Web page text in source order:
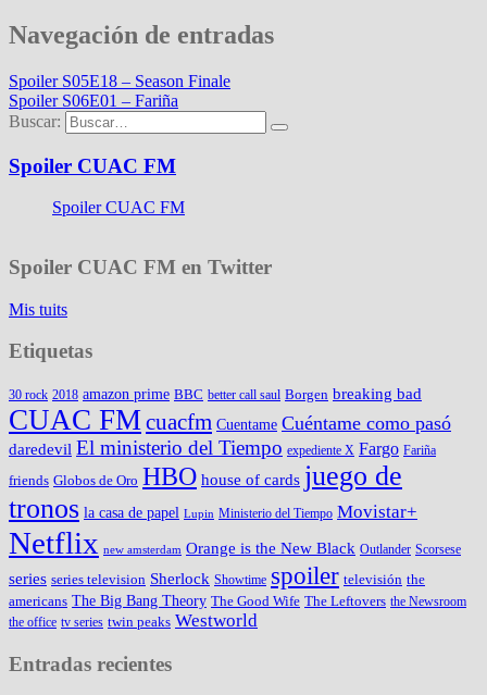
Navegación de entradas
Spoiler S05E18 – Season Finale
Spoiler S06E01 – Fariña
Buscar:
Spoiler CUAC FM
Spoiler CUAC FM
Spoiler CUAC FM en Twitter
Mis tuits
Etiquetas
30 rock 2018 amazon prime BBC better call saul Borgen breaking bad
CUAC FMcuacfm Cuentame Cuéntame como pasó
daredevil El ministerio del Tiempo expediente X Fargo Fariña
friends Globos de Oro HBO house of cards juego de
tronos la casa de papel Lupin Ministerio del Tiempo Movistar+
Netflix new amsterdam Orange is the New Black Outlander Scorsese
series series television Sherlock Showtime spoiler televisión the
americans The Big Bang Theory The Good Wife The Leftovers the Newsroom
the office tv series twin peaks Westworld
Entradas recientes